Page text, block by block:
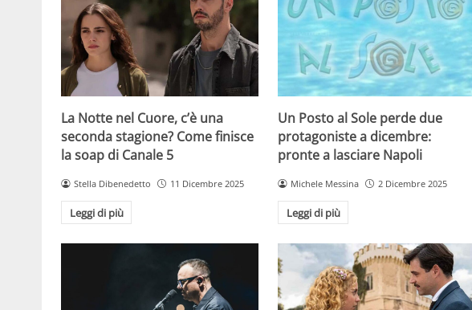
La Notte nel Cuore, c’è una
seconda stagione? Come finisce
la soap di Canale 5
Stella Dibenedetto 11 Dicembre 2025
Leggi di più
Un Posto al Sole perde due
protagoniste a dicembre:
pronte a lasciare Napoli
Michele Messina 2 Dicembre 2025
Leggi di più